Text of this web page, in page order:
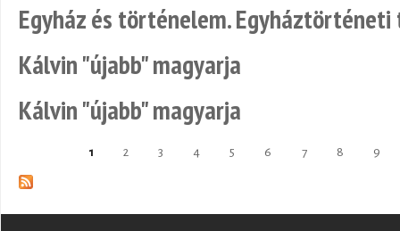
Egyház és történelem.
Kálvin "újabb" magyarja
Kálvin "újabb" magyarja
1 2 3 4 5 6 7 8 9